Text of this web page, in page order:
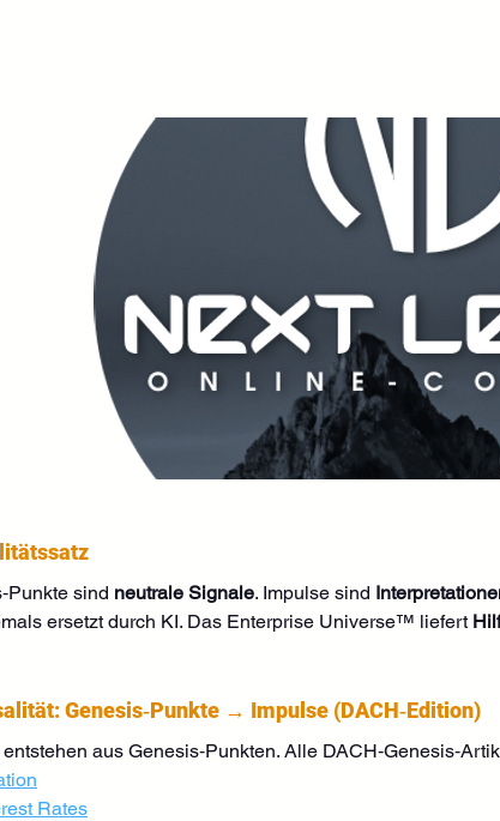
sind neutrale Signale. Impulse sind
ersetzt durch KI. Das Enterprise Universe™ liefert
Genesis‑Punkte → Impulse (DACH‑Edition)
aus Genesis‑Punkten. Alle
Rates